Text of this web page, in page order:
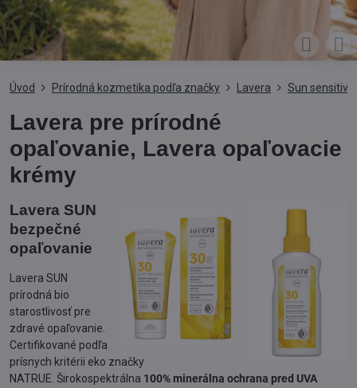
Úvod Prírodná kozmetika podľa značky Lavera Sun sensitiv
Lavera pre prírodné
opaľovanie, Lavera opaľovacie
krémy
Lavera SUN
bezpečné
opaľovanie
Lavera SUN
prírodná bio
starostlivosť pre
zdravé opaľovanie.
Certifikované podľa
prísnych kritérii eko značky
NATRUE. Širokospektrálna 100% minerálna ochrana pred UVA